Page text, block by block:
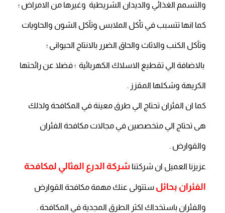
والتسمم الغذائي والديدان الشريطية وغيرها من الامراض ؛
كما انها تتسبب في تأكل الملابس وتآكل الشون والحاويات
وتآكل الكنب والاثاث والحاق الضرر بالانتاج الحيوانى ؛
بالاضافة الي تقطيع الاسلاك الكهربائية ؛ فضلا عن رائحتها
الكريهة وشكلها المقزز .
كما ان الفئران تحتاج الي طرق معينة في المكافحة ولذلك
هى تحتاج الي متخصصين في مجالات مكافحة الفئران
والقوارض .
عزيزنا العميل ان شركتنا شركة الدرع المثالي لمكافحة
الفئران بحائل ستتولى عنك مهمة مكافحة القوارض
والفئران باستخداك اكثر الطرق المجدية في المكافحة .